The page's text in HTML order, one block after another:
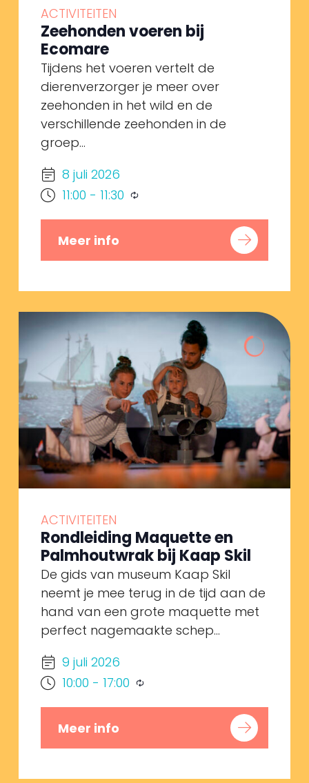
ACTIVITEITEN
Zeehonden voeren bij
Ecomare
Tijdens het voeren vertelt de
dierenverzorger je meer over
zeehonden in het wild en de
verschillende zeehonden in de
groep...
8 juli 2026
11:00 - 11:30
Meer info
ACTIVITEITEN
Rondleiding Maquette en
Palmhoutwrak bij Kaap Skil
De gids van museum Kaap Skil
neemt je mee terug in de tijd aan de
hand van een grote maquette met
perfect nagemaakte schep...
9 juli 2026
10:00 - 17:00
Meer info